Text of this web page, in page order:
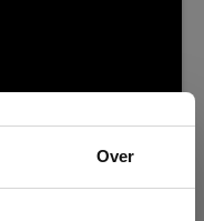
Over